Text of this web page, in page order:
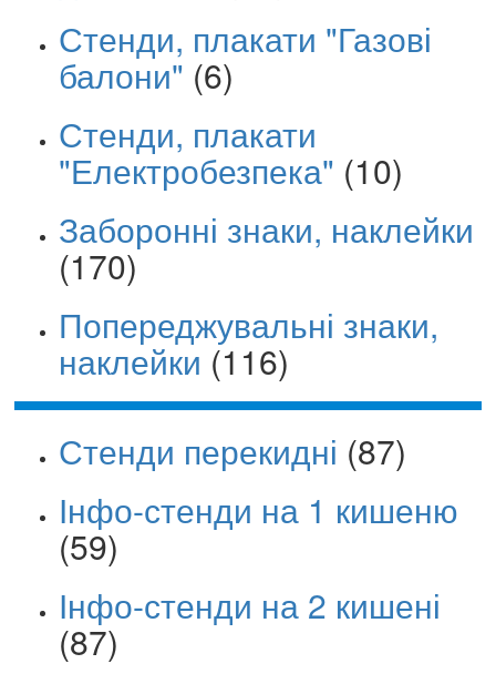
Стенди, плакати "Газові
балони" (6)
Стенди, плакати
"Електробезпека" (10)
Заборонні знаки, наклейки
(170)
Попереджувальні знаки,
наклейки (116)
Стенди перекидні (87)
Інфо-стенди на 1 кишеню
(59)
Інфо-стенди на 2 кишені
(87)